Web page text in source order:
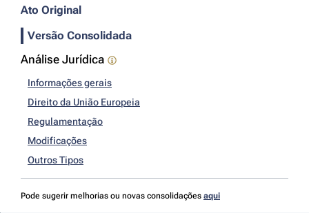
Ato Original
Versão Consolidada
Análise Jurídica
Informações gerais
Direito da União Europeia
Regulamentação
Modificações
Outros Tipos
Pode sugerir melhorias ou novas consolidações aqui